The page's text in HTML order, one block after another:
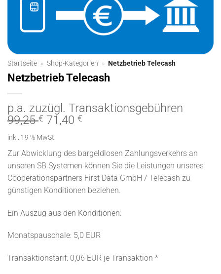
Startseite » Shop-Kategorien » Netzbetrieb Telecash
Netzbetrieb Telecash
p.a. zuzügl. Transaktionsgebühren
99,25€ Ursprünglicher
Preis
war:
99,25 €
71,40 €
71,40 €.
inkl. 19 % MwSt.
Zur Abwicklung des bargeldlosen Zahlungsverkehrs an
unseren SB Systemen können Sie die Leistungen unseres
Cooperationspartners First Data GmbH / Telecash zu
günstigen Konditionen beziehen.
Ein Auszug aus den Konditionen:
Monatspauschale: 5,0 EUR
Transaktionstarif: 0,06 EUR je Transaktion *